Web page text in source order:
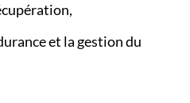
et la gestion du